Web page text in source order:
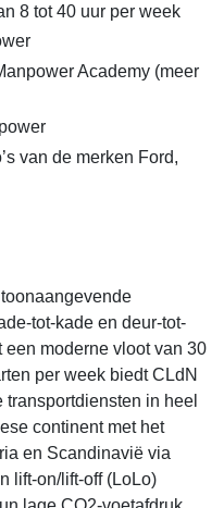
8 tot 40 uur per week
Academy (meer
van de merken Ford,
tot-kade en deur-tot-
moderne vloot van 30
per week biedt CLdN
in heel
continent met het
en Scandinavië via
lift-on/lift-off (LoLo)